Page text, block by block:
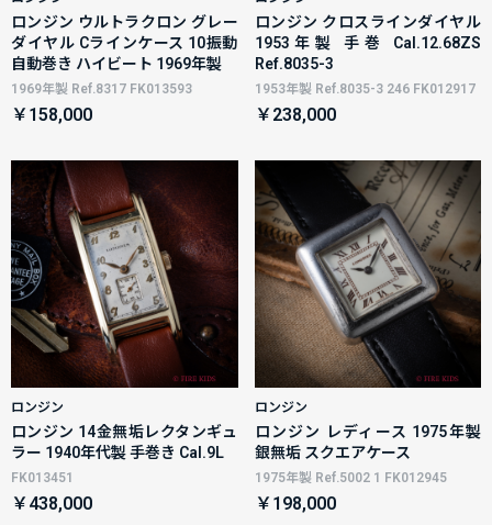
ロンジン ウルトラクロン グレー
ダイヤル Cラインケース 10振動
自動巻き ハイビート 1969年製
1969年製 Ref.8317 FK013593
￥158,000
ロンジン クロスラインダイヤル
1953年製 手巻 Cal.12.68ZS
Ref.8035-3
1953年製 Ref.8035-3 246 FK012917
￥238,000
ロンジン
ロンジン 14金無垢レクタンギュ
ラー 1940年代製 手巻き Cal.9L
FK013451
￥438,000
ロンジン
ロンジン レディース 1975年製
銀無垢 スクエアケース
1975年製 Ref.5002 1 FK012945
￥198,000